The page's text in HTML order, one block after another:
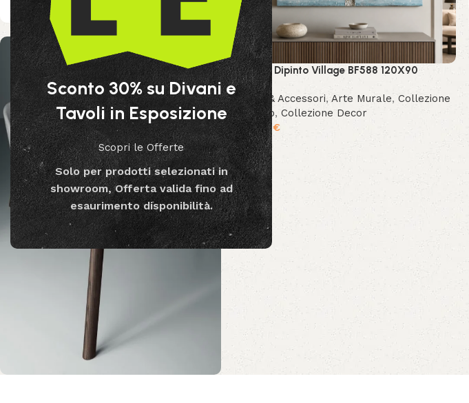
Sconto 30% su Divani e
Tavoli in Esposizione
Scopri le Offerte
Solo per prodotti selezionati in
showroom, Offerta valida fino ad
esaurimento disponibilità.
Quadro Dipinto Village BF588 120X90
Decor & Accessori,Arte Murale, Collezione
Bizzotto, Collezione Decor
189.99€